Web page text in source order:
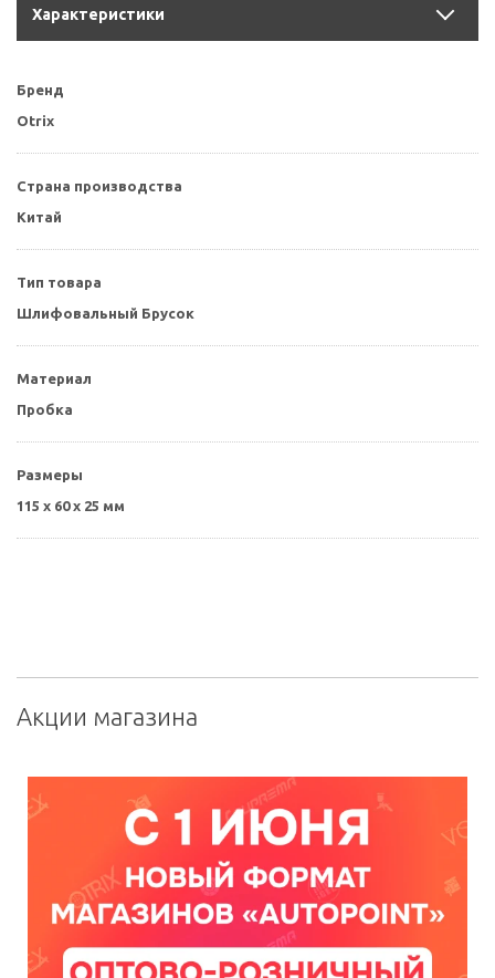
Характеристики
Бренд
Otrix
Страна производства
Китай
Тип товара
Шлифовальный Брусок
Материал
Пробка
Размеры
115 x 60 x 25 мм
Акции магазина